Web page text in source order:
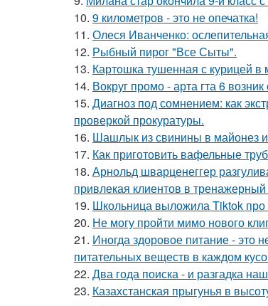
10. 9 километров - это не опечатка!
11. Олеся Иванченко:
12. Рыбный пирог "Все Сыты".
13. Картошка тушенная с курицей в
14. Вокруг промо - арта гта 6
15. Диагноз под сомнением: как
проверкой прокуратуры.
16. Шашлык из свинины в майонез и
17. Как приготовить вафельные
18. Арнольд шварценеггер
привлекая клиентов в тренажерный
19. Школьница выложила Tiktok про
20. Не могу пройти мимо нового
21. Иногда здоровое питание - это
питательных веществ в каждом
22. Два года поиска - и разгадка
23. Казахстанская прыгунья в